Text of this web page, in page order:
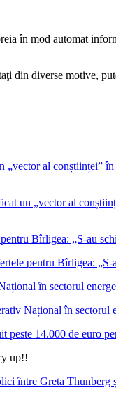
în mod automat
din diverse motive,
un „vector al
pentru Bîrligea:
Național în sectorul
peste 14.000 de euro
up!!
între Greta Thunberg